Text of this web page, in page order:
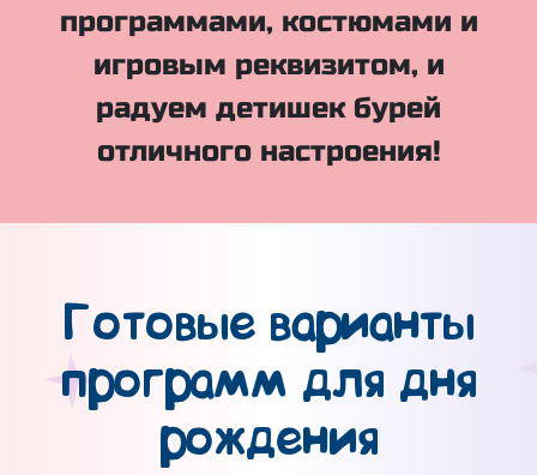
программами, костюмами и
игровым реквизитом, и
радуем детишек бурей
отличного настроения!
Готовые варианты
программ для дня
рождения